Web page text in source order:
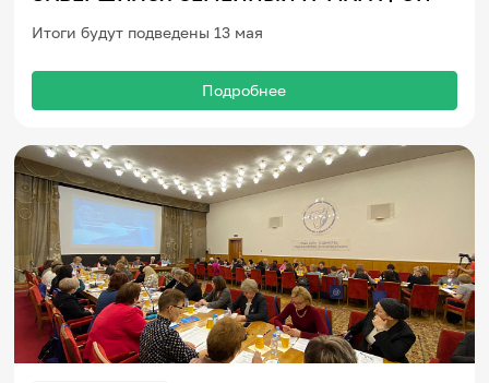
Итоги будут подведены 13 мая
Подробнее